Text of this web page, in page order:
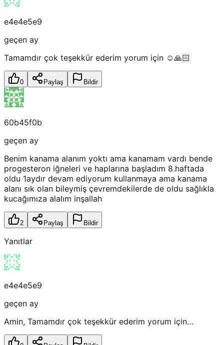
e4e4e5e9
geçen ay
Tamamdır çok teşekkür ederim yorum için ☺️🙏🏻
0 Paylaş Bildir
60b45f0b
geçen ay
Benim kanama alanım yoktı ama kanamam vardı bende
progesteron iğneleri ve haplarına başladım 8.haftada
oldu 1aydır devam ediyorum kullanmaya ama kanama
alanı sık olan bileymiş çevremdekilerde de oldu sağlıkla
kucağımıza alalım inşallah
2 Paylaş Bildir
Yanıtlar
e4e4e5e9
geçen ay
Amin, Tamamdır çok teşekkür ederim yorum için…